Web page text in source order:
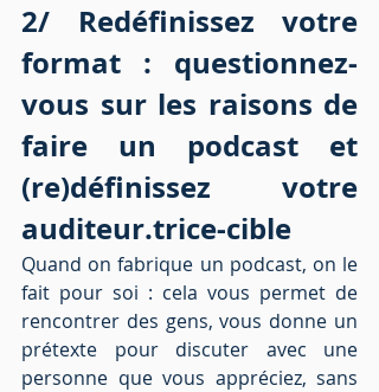
2/ Redéfinissez votre
format : questionnez-
vous sur les raisons de
faire un podcast et
(re)définissez votre
auditeur.trice-cible
Quand on fabrique un podcast, on le
fait pour soi : cela vous permet de
rencontrer des gens, vous donne un
prétexte pour discuter avec une
personne que vous appréciez, sans